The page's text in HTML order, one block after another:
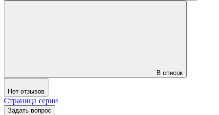
В список
Нет отзывов
Страница серии
Задать вопрос